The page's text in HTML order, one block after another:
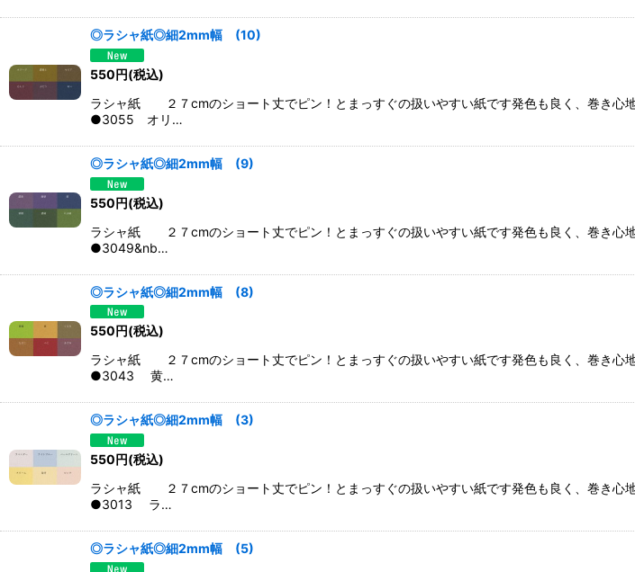
◎ラシャ紙◎細2mm幅 (10)
550円(税込)
ラシャ紙 ２７cmのショート丈でピン！とまっすぐの扱いやすい紙です発色も良く、巻き心
●3055 オリ…
◎ラシャ紙◎細2mm幅 (9)
550円(税込)
ラシャ紙 ２７cmのショート丈でピン！とまっすぐの扱いやすい紙です発色も良く、巻き心
●3049&nb…
◎ラシャ紙◎細2mm幅 (8)
550円(税込)
ラシャ紙 ２７cmのショート丈でピン！とまっすぐの扱いやすい紙です発色も良く、巻き心
●3043 黄…
◎ラシャ紙◎細2mm幅 (3)
550円(税込)
ラシャ紙 ２７cmのショート丈でピン！とまっすぐの扱いやすい紙です発色も良く、巻き心
●3013 ラ…
◎ラシャ紙◎細2mm幅 (5)